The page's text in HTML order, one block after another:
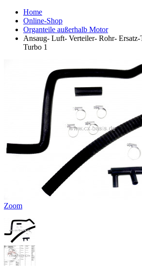
Home
Online-Shop
Organteile außerhalb Motor
Ansaug- Luft- Verteiler- Rohr-
Turbo 1
Zoom